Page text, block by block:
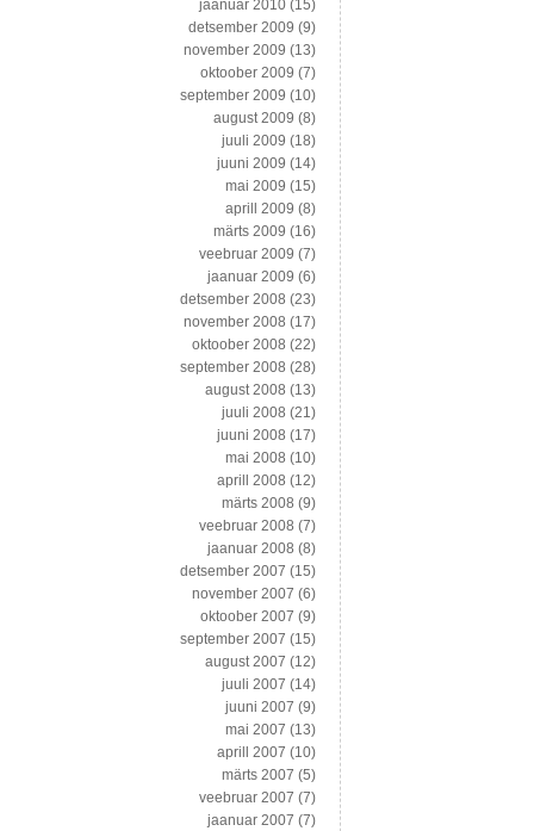
jaanuar 2010 (15)
detsember 2009 (9)
november 2009 (13)
oktoober 2009 (7)
september 2009 (10)
august 2009 (8)
juuli 2009 (18)
juuni 2009 (14)
mai 2009 (15)
aprill 2009 (8)
märts 2009 (16)
veebruar 2009 (7)
jaanuar 2009 (6)
detsember 2008 (23)
november 2008 (17)
oktoober 2008 (22)
september 2008 (28)
august 2008 (13)
juuli 2008 (21)
juuni 2008 (17)
mai 2008 (10)
aprill 2008 (12)
märts 2008 (9)
veebruar 2008 (7)
jaanuar 2008 (8)
detsember 2007 (15)
november 2007 (6)
oktoober 2007 (9)
september 2007 (15)
august 2007 (12)
juuli 2007 (14)
juuni 2007 (9)
mai 2007 (13)
aprill 2007 (10)
märts 2007 (5)
veebruar 2007 (7)
jaanuar 2007 (7)